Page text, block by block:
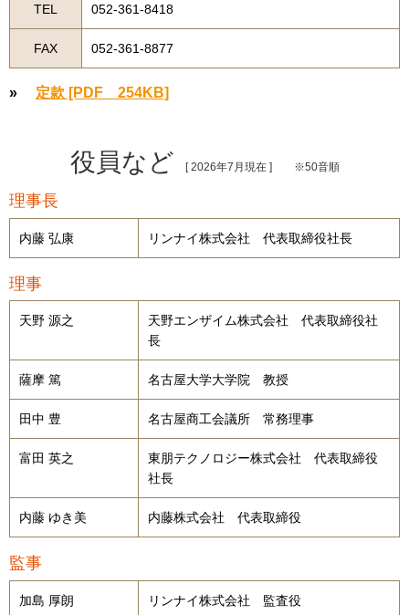
TEL 052-361-8418
FAX 052-361-8877
» 定款 [PDF 254KB]
役員など [ 2026年7月現在 ] ※50音順
理事長
内藤 弘康 リンナイ株式会社 代表取締役社長
理事
天野 源之
天野エンザイム株式会社 代表取締役社
長
薩摩 篤 名古屋大学大学院 教授
田中 豊 名古屋商工会議所 常務理事
富田 英之
東朋テクノロジー株式会社 代表取締役
社長
内藤 ゆき美 内藤株式会社 代表取締役
監事
加島 厚朗 リンナイ株式会社 監査役